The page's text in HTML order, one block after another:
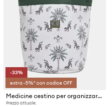
-33%
extra -5%* con codice OFF
Medicine cestino per organizzare con cotone
Prezzo attuale: